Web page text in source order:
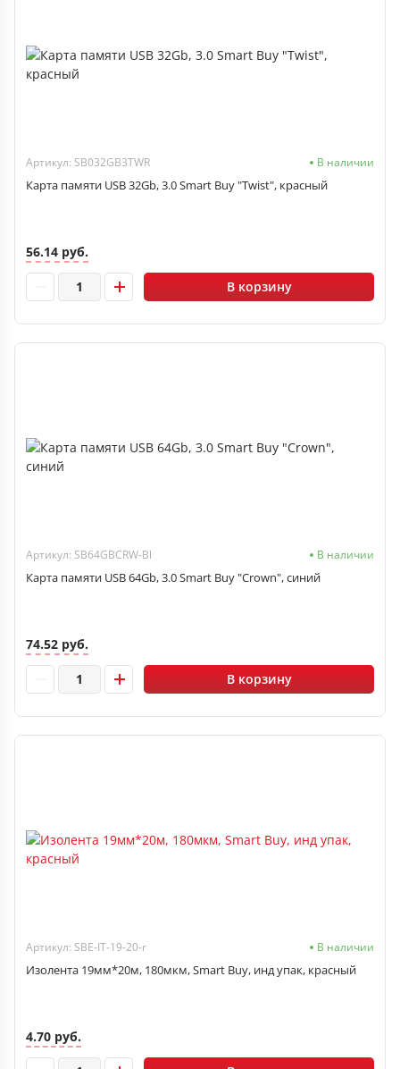
Артикул: SB032GB3TWR В наличии
Карта памяти USB 32Gb, 3.0 Smart Buy "Twist", красный
56.14 руб.
В корзину
Артикул: SB64GBCRW-Bl В наличии
Карта памяти USB 64Gb, 3.0 Smart Buy "Crown", синий
74.52 руб.
В корзину
Артикул: SBE-IT-19-20-r В наличии
Изолента 19мм*20м, 180мкм, Smart Buy, инд упак, красный
4.70 руб.